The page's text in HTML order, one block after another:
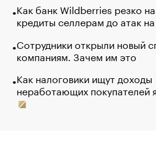
Как банк Wildberries резко
кредиты селлерам до атак
Сотрудники открыли новый
компаниям. Зачем им это
Как налоговики ищут доходы
неработающих покупателей